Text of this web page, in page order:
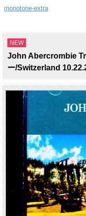
monotone-extra
NEW
John Abercrombie
ー/Switzerland